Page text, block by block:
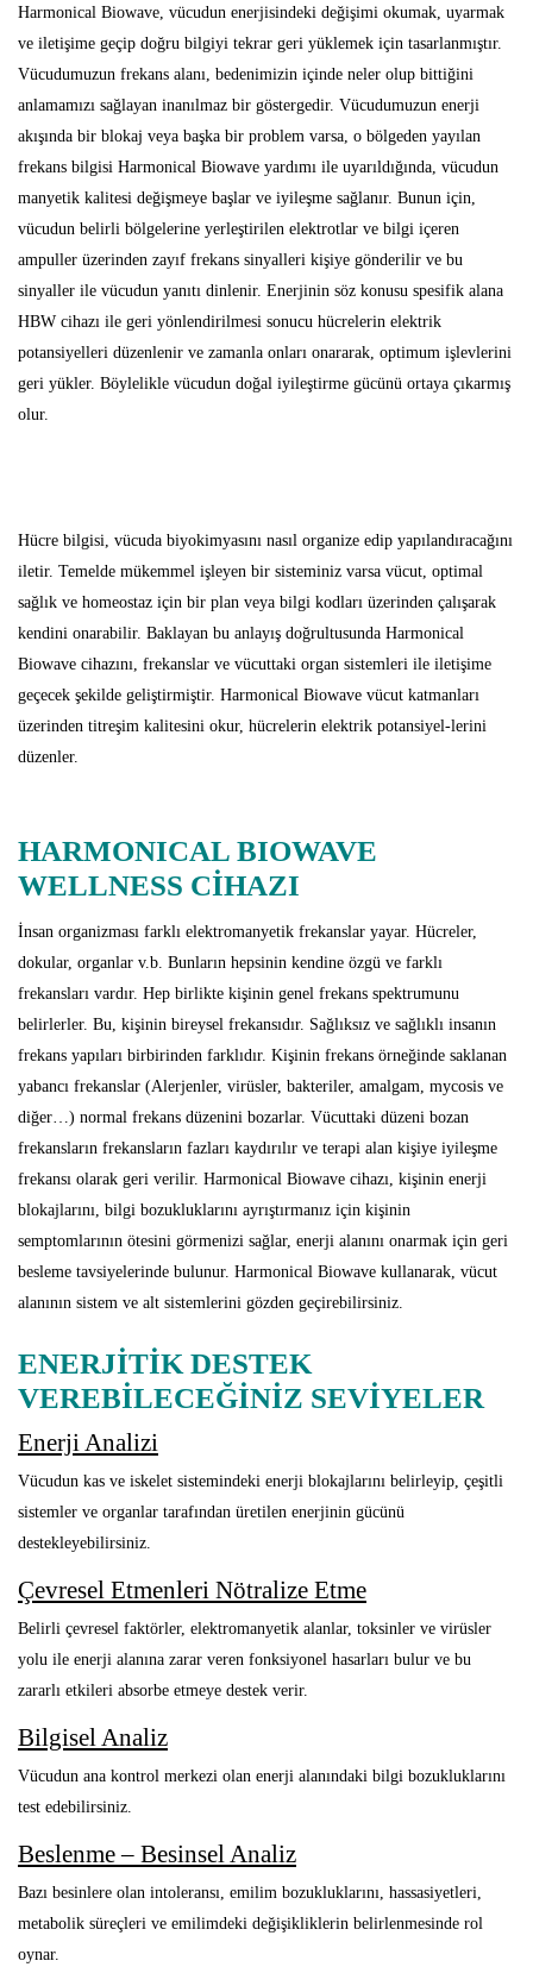
Harmonical Biowave, vücudun enerjisindeki değişimi okumak, uyarmak
ve iletişime geçip doğru bilgiyi tekrar geri yüklemek için tasarlanmıştır.
Vücudumuzun frekans alanı, bedenimizin içinde neler olup bittiğini
anlamamızı sağlayan inanılmaz bir göstergedir. Vücudumuzun enerji
akışında bir blokaj veya başka bir problem varsa, o bölgeden yayılan
frekans bilgisi Harmonical Biowave yardımı ile uyarıldığında, vücudun
manyetik kalitesi değişmeye başlar ve iyileşme sağlanır. Bunun için,
vücudun belirli bölgelerine yerleştirilen elektrotlar ve bilgi içeren
ampuller üzerinden zayıf frekans sinyalleri kişiye gönderilir ve bu
sinyaller ile vücudun yanıtı dinlenir. Enerjinin söz konusu spesifik alana
HBW cihazı ile geri yönlendirilmesi sonucu hücrelerin elektrik
potansiyelleri düzenlenir ve zamanla onları onararak, optimum işlevlerini
geri yükler. Böylelikle vücudun doğal iyileştirme gücünü ortaya çıkarmış
olur.
Hücre bilgisi, vücuda biyokimyasını nasıl organize edip yapılandıracağını
iletir. Temelde mükemmel işleyen bir sisteminiz varsa vücut, optimal
sağlık ve homeostaz için bir plan veya bilgi kodları üzerinden çalışarak
kendini onarabilir. Baklayan bu anlayış doğrultusunda Harmonical
Biowave cihazını, frekanslar ve vücuttaki organ sistemleri ile iletişime
geçecek şekilde geliştirmiştir. Harmonical Biowave vücut katmanları
üzerinden titreşim kalitesini okur, hücrelerin elektrik potansiyel-lerini
düzenler.
HARMONICAL BIOWAVE
WELLNESS CİHAZI
İnsan organizması farklı elektromanyetik frekanslar yayar. Hücreler,
dokular, organlar v.b. Bunların hepsinin kendine özgü ve farklı
frekansları vardır. Hep birlikte kişinin genel frekans spektrumunu
belirlerler. Bu, kişinin bireysel frekansıdır. Sağlıksız ve sağlıklı insanın
frekans yapıları birbirinden farklıdır. Kişinin frekans örneğinde saklanan
yabancı frekanslar (Alerjenler, virüsler, bakteriler, amalgam, mycosis ve
diğer…) normal frekans düzenini bozarlar. Vücuttaki düzeni bozan
frekansların frekansların fazları kaydırılır ve terapi alan kişiye iyileşme
frekansı olarak geri verilir. Harmonical Biowave cihazı, kişinin enerji
blokajlarını, bilgi bozukluklarını ayrıştırmanız için kişinin
semptomlarının ötesini görmenizi sağlar, enerji alanını onarmak için geri
besleme tavsiyelerinde bulunur. Harmonical Biowave kullanarak, vücut
alanının sistem ve alt sistemlerini gözden geçirebilirsiniz.
ENERJİTİK DESTEK
VEREBİLECEĞİNİZ SEVİYELER
Enerji Analizi
Vücudun kas ve iskelet sistemindeki enerji blokajlarını belirleyip, çeşitli
sistemler ve organlar tarafından üretilen enerjinin gücünü
destekleyebilirsiniz.
Çevresel Etmenleri Nötralize Etme
Belirli çevresel faktörler, elektromanyetik alanlar, toksinler ve virüsler
yolu ile enerji alanına zarar veren fonksiyonel hasarları bulur ve bu
zararlı etkileri absorbe etmeye destek verir.
Bilgisel Analiz
Vücudun ana kontrol merkezi olan enerji alanındaki bilgi bozukluklarını
test edebilirsiniz.
Beslenme – Besinsel Analiz
Bazı besinlere olan intoleransı, emilim bozukluklarını, hassasiyetleri,
metabolik süreçleri ve emilimdeki değişikliklerin belirlenmesinde rol
oynar.